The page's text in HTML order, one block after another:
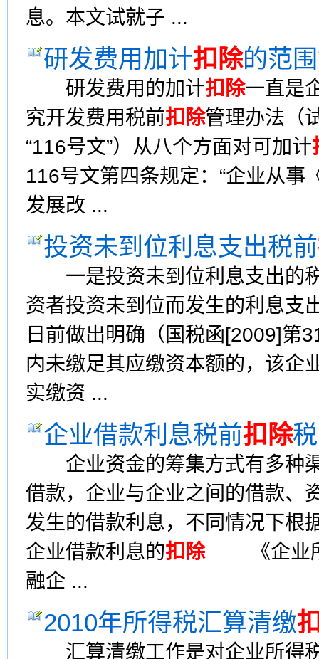
息。本文试就子 ...
研发费用加计扣除的范
研发费用的加计扣除一直是
究开发费用税前扣除管理办法（
“116号文”）从八个方面对可加计
116号文第四条规定：“企业从
发展改 ...
投资未到位利息支出税前
一是投资未到位利息支出的
资者投资未到位而发生的利息支
日前做出明确（国税函[2009]第
内未缴足其应缴资本额的，该企
实缴资 ...
企业借款利息税前扣除
企业资金的筹集方式有多种渠
借款，企业与企业之间的借款、
发生的借款利息，不同情况下
企业借款利息的扣除《企业所
融企 ...
2010年所得税汇算清缴
汇算清缴工作是对企业所得税